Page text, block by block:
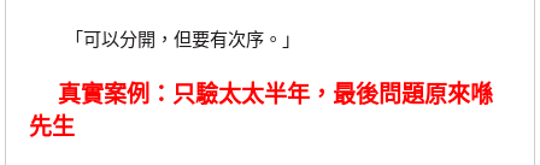
「可以分開，但要有次序。」
真實案例：只驗太太半年，最後問題原來喺
先生